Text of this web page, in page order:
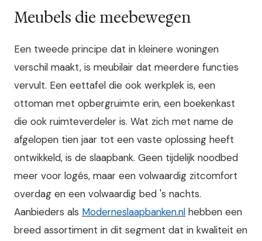
Meubels die meebewegen
Een tweede principe dat in kleinere woningen
verschil maakt, is meubilair dat meerdere functies
vervult. Een eettafel die ook werkplek is, een
ottoman met opbergruimte erin, een boekenkast
die ook ruimteverdeler is. Wat zich met name de
afgelopen tien jaar tot een vaste oplossing heeft
ontwikkeld, is de slaapbank. Geen tijdelijk noodbed
meer voor logés, maar een volwaardig zitcomfort
overdag en een volwaardig bed 's nachts.
Aanbieders als Moderneslaapbanken.nl hebben een
breed assortiment in dit segment dat in kwaliteit en